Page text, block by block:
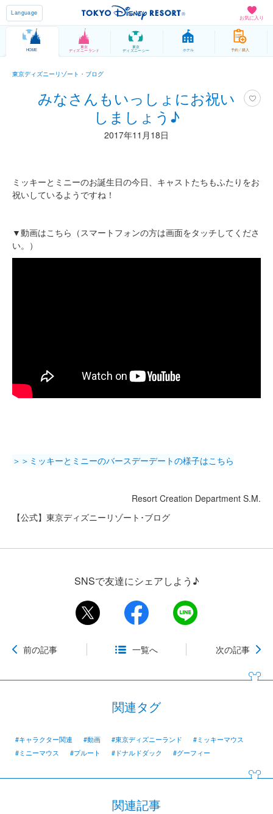
お気に入り
Language
HOME
東京
ディズニーランド
東京
ディズニーシー ホテル 予約 / 購入
東京ディズニーリゾート・ブログ
みなさんもいっしょにお祝い
しましょう♪
2017年11月18日
ミッキーとミニーのお誕生日の今日、キャストたちもふたりをお
祝いしているようですね！
▼動画はこちら（スマートフォンの方は画面をタッチしてくださ
い。）
＞＞ミッキーとミニーのバースデーデートの様子はこちら
Resort Creation Department S.M.
【公式】東京ディズニーリゾート･ブログ
SNSで友達にシェアしよう♪
前の記事 一覧へ 次の記事
関連タグ
#キャラクター関連 #動画 #東京ディズニーランド
#ミッキーマウス
#ミニーマウス
#プルート #ドナルドダック #グーフィー
関連記事